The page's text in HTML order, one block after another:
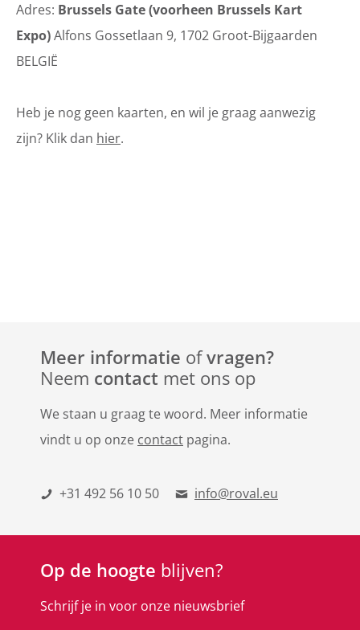
Adres: Brussels Gate (voorheen Brussels Kart
Expo)Alfons Gossetlaan 9, 1702 Groot-Bijgaarden
BELGIË
Heb je nog geen kaarten, en wil je graag aanwezig
zijn? Klik dan hier.
Meer informatie ofvragen?
Neem contact met ons op
We staan u graag te woord. Meer informatie
vindt u op onze contact pagina.
+31 492 56 10 50 info@roval.eu
Op de hoogte blijven?
Schrijf je in voor onze nieuwsbrief